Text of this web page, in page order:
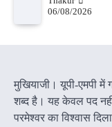
06/08/2026
मुखियाजी। यूपी-एमपी में
शब्द है। यह केवल पद
परमेश्वर का विश्वास